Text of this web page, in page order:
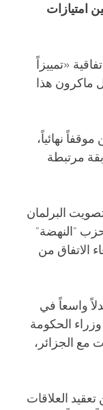
الجزائريين امتيازات
«تمييزاً
ماكرون هذا
نهائياً،
مرتبطة
البرلمان
الإشارة إلى أن حزب "النهضة"
الاتفاق من
واسعاً في
الحكومة
مع الجزائر،
العلاقات